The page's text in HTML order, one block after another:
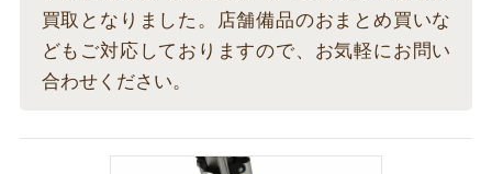
買取となりました。店舗備品のおまとめ買いな
どもご対応しておりますので、お気軽にお問い
合わせください。